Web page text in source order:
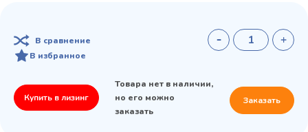
В сравнение
В избранное
Купить в лизинг
Товара нет в наличии,
но его можно
заказать
Заказать